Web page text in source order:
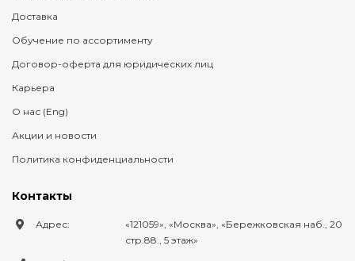
Доставка
Обучение по ассортименту
Договор-оферта для юридических лиц
Карьера
О нас (Eng)
Акции и новости
Политика конфиденциальности
Контакты
Адрес: 121059 , Москва ,
Бережковская наб., 20
стр.88., 5 этаж